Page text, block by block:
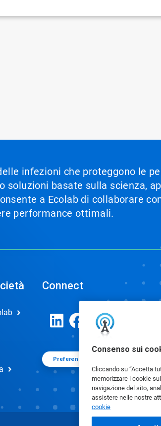
Consenso sui
Cliccando su “Accetta
memorizzare i cookie
navigazione del sito,
assistere nelle nostre
cookie
infezioni che proteggono le
soluzioni basate sulla scienza,
a Ecolab di collaborare
performance ottimali.
Connect
Preferenze cookie